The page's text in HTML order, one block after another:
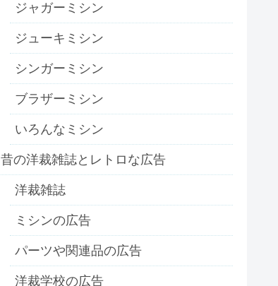
ジャガーミシン
ジューキミシン
シンガーミシン
ブラザーミシン
いろんなミシン
昔の洋裁雑誌とレトロな広告
洋裁雑誌
ミシンの広告
パーツや関連品の広告
洋裁学校の広告